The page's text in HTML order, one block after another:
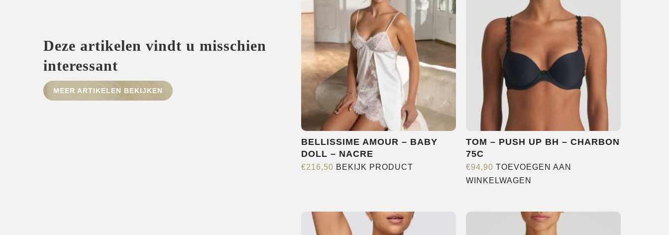
Deze artikelen vindt u misschien
interessant
MEER ARTIKELEN BEKIJKEN
BELLISSIME AMOUR – BABY
DOLL – NACRE
€216,50 BEKIJK PRODUCT
variaties.
TOM – PUSH UP BH – CHARBON
75C
€94,90 TOEVOEGEN AAN
WINKELWAGEN